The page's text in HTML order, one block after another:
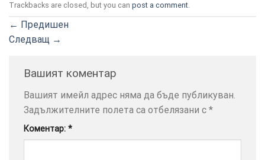
Trackbacks are closed, but you can post a comment.
← Предишен
Следващ →
Вашият коментар
Вашият имейл адрес няма да бъде публикуван.
Задължителните полета са отбелязани с *
Коментар: *
× ТОЗИ
САЙТ
ИЗПОЛЗВА
ПОВЕЧЕ
ИНФОРМАЦИЯ
МОЖЕТЕ
НАМЕРИТЕ